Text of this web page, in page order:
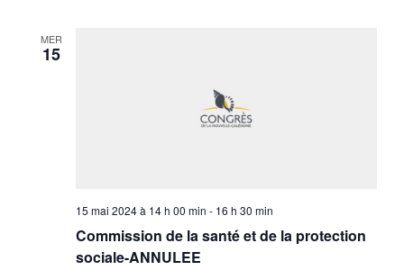
MER
15
Commission de la santé et de la protection
sociale-ANNULEE
15 mai 2024 à 14 h 00 min - 16 h 30 min